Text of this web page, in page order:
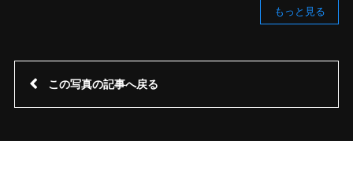
もっと見る
この写真の記事へ戻る